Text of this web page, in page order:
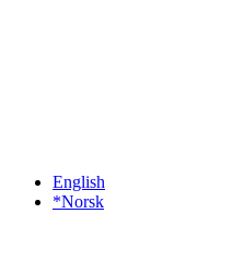
English
*Norsk